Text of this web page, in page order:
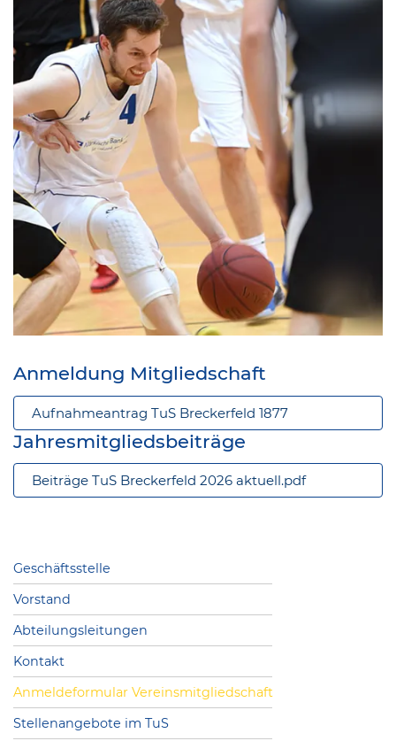
Anmeldung Mitgliedschaft
Aufnahmeantrag TuS Breckerfeld 1877
Jahresmitgliedsbeiträge
Beiträge TuS Breckerfeld 2026 aktuell.pdf
Geschäftsstelle
Vorstand
Abteilungsleitungen
Kontakt
Anmeldeformular Vereinsmitgliedschaft
Stellenangebote im TuS